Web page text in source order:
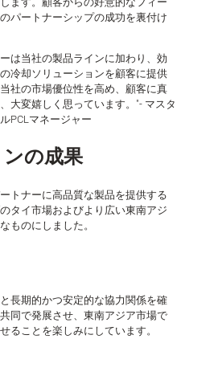
パートナーシップの成功を裏付け
は当社の製品ラインに加わり、効
冷却ソリューションを顧客に提供
社の市場優位性を高め、顧客に真
大変嬉しく思っています。"- マスタ
PCLマネージャー
の成果
トナーに高品質な製品を提供する
タイ市場およびより広い東南アジ
ものにしました。
長期的かつ安定的な協力関係を確
同で発展させ、東南アジア市場で
ることを楽しみにしています。